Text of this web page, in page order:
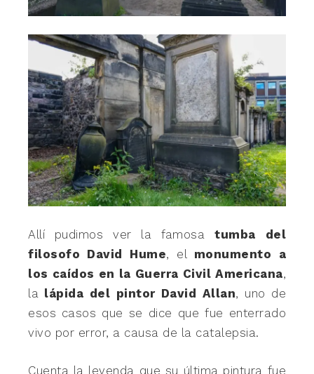
Allí pudimos ver la famosatumba del
filosofo David Hume, el monumento a
los caídos en la Guerra Civil Americana,
la lápida del pintor David Allan, uno de
esos casos que se dice que fue enterrado
vivo por error, a causa de la catalepsia.
Cuenta la leyenda que su última pintura fue